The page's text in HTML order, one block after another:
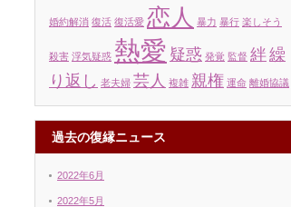
婚約解消 復活 復活愛 恋人 暴力 暴行 楽しそう
殺害 浮気疑惑 熱愛 疑惑 発覚 監督 絆繰
り返し 老夫婦 芸人 複雑 親権 運命 離婚協議
過去の復縁ニュース
2022年6月
2022年5月